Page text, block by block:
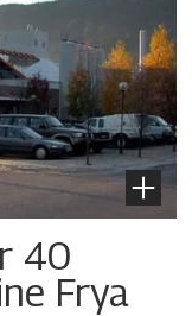
40
Frya